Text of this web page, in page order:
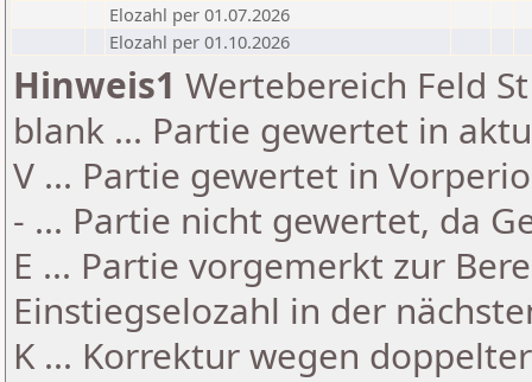
Elozahl per 01.07.2026
Elozahl per 01.10.2026
Hinweis1 Wertebereich Feld
blank ... Partie gewertet in
V ... Partie gewertet in
- ... Partie nicht gewertet, da
E ... Partie vorgemerkt zur
Einstiegselozahl in der
K ... Korrektur wegen